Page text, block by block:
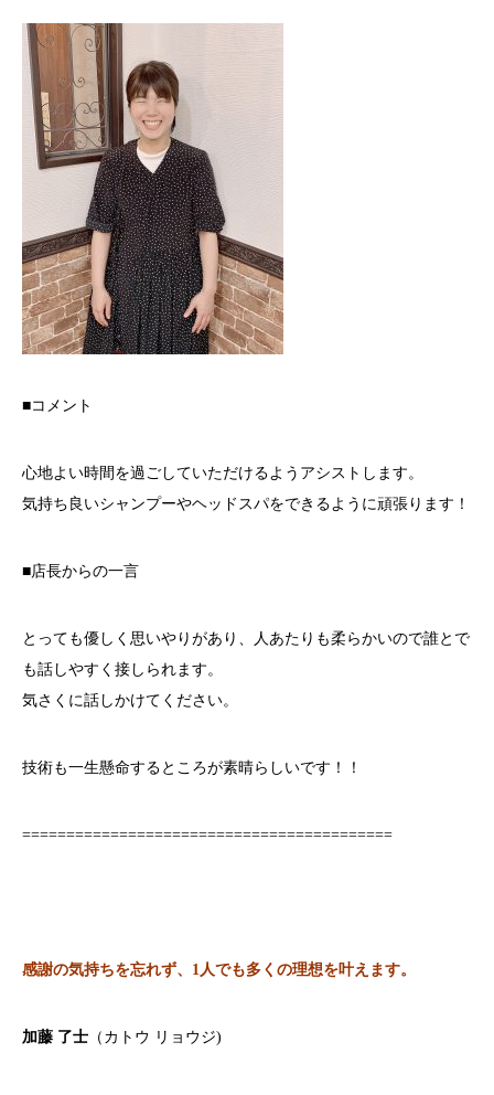
■コメント
心地よい時間を過ごしていただけるようアシストします。
気持ち良いシャンプーやヘッドスパをできるように頑張ります！
■店長からの一言
とっても優しく思いやりがあり、人あたりも柔らかいので誰とで
も話しやすく接しられます。
気さくに話しかけてください。
技術も一生懸命するところが素晴らしいです！！
==========================================
感謝の気持ちを忘れず、1人でも多くの理想を叶えます。
加藤 了士 （カトウ リョウジ)